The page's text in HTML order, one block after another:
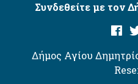
Συνδεθείτε με τον
Δήμος Αγίου